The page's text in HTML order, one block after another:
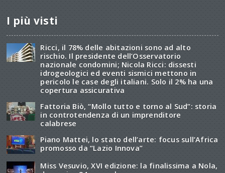
I più visti
Ricci, il 78% delle abitazioni sono ad alto
rischio. Il presidente dell’Osservatorio
nazionale condomini; Nicola Ricci: dissesti
idrogeologici ed eventi sismici mettono in
pericolo le case degli italiani. Solo il 2% ha una
copertura assicurativa
Fattoria Biò, “Mollo tutto e torno al Sud”: storia
in controtendenza di un imprenditore
calabrese
Piano Mattei, lo stato dell’arte: focus sull’Africa
promosso da “Lazio Innova”
Miss Vesuvio, XVI edizione: la finalissima a Nola,